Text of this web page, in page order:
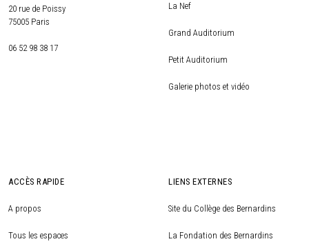
20 rue de Poissy
75005 Paris
06 52 98 38 17
La Nef
Grand Auditorium
Petit Auditorium
Galerie photos et vidéo
ACCÈS RAPIDE
A propos
Tous les espaces
LIENS EXTERNES
Site du Collège des Bernardins
La Fondation des Bernardins